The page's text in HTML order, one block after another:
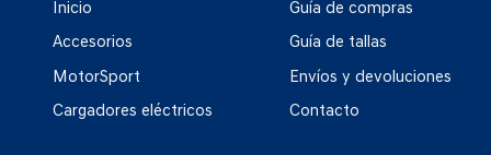
Inicio
Accesorios
MotorSport
Cargadores eléctricos
Guía de compras
Guía de tallas
Envíos y devoluciones
Contacto